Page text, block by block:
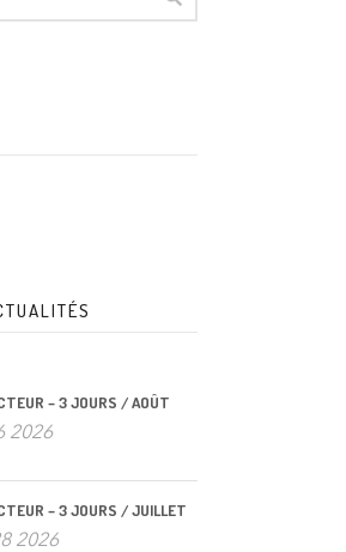
– 3 JOURS / AOÛT
2026
– 3 JOURS / JUILLET
2026